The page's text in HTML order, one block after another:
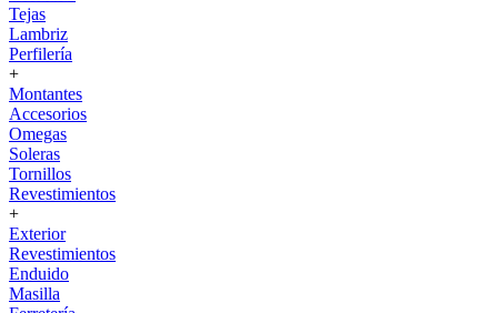
Tejas
Lambriz
Perfilería
+
Montantes
Accesorios
Omegas
Soleras
Tornillos
Revestimientos
+
Exterior
Revestimientos
Enduido
Masilla